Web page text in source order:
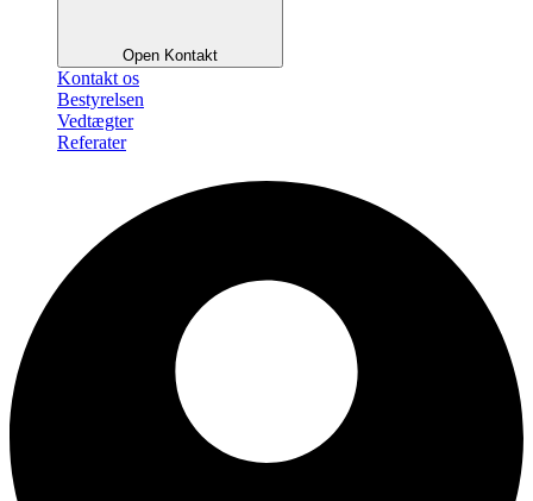
Open Kontakt
Kontakt os
Bestyrelsen
Vedtægter
Referater